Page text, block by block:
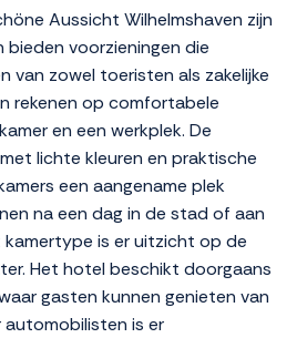
Aussicht Wilhelmshaven zijn
voorzieningen die
van zowel toeristen als zakelijke
rekenen op comfortabele
en een werkplek. De
lichte kleuren en praktische
een aangename plek
na een dag in de stad of aan
kamertype is er uitzicht op de
Het hotel beschikt doorgaans
gasten kunnen genieten van
is er